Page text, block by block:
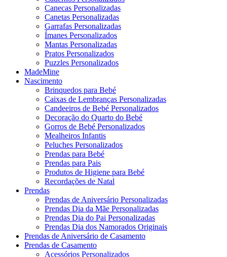
Canecas Personalizadas
Canetas Personalizadas
Garrafas Personalizadas
Ímanes Personalizados
Mantas Personalizadas
Pratos Personalizados
Puzzles Personalizados
MadeMine
Nascimento
Brinquedos para Bebé
Caixas de Lembranças Personalizadas
Candeeiros de Bebé Personalizados
Decoração do Quarto do Bebé
Gorros de Bebé Personalizados
Mealheiros Infantis
Peluches Personalizados
Prendas para Bebé
Prendas para Pais
Produtos de Higiene para Bebé
Recordações de Natal
Prendas
Prendas de Aniversário Personalizadas
Prendas Dia da Mãe Personalizadas
Prendas Dia do Pai Personalizadas
Prendas Dia dos Namorados Originais
Prendas de Aniversário de Casamento
Prendas de Casamento
Acessórios Personalizados